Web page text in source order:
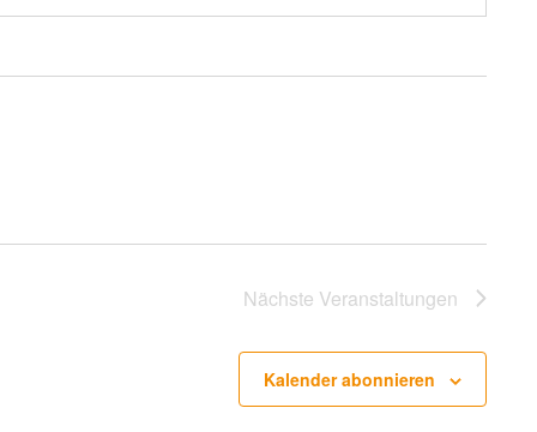
Nächste Veranstaltungen
Kalender abonnieren